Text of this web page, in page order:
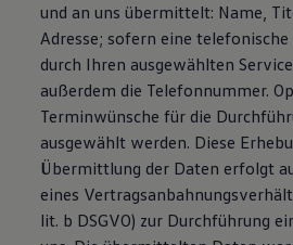
und an uns übermittelt: Name,
Adresse; sofern eine
durch Ihren ausgewählten
außerdem die Telefonnummer.
Terminwünsche für die
ausgewählt werden. Diese
Übermittlung der Daten erfolgt
eines
lit. b DSGVO) zur Durchführung